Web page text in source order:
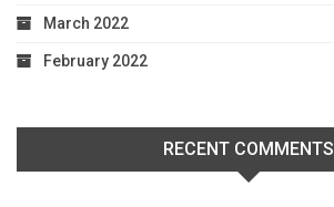
March 2022
February 2022
RECENT COMMENTS